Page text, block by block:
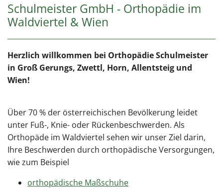
Schulmeister GmbH - Orthopädie im
Waldviertel & Wien
Herzlich willkommen bei Orthopädie Schulmeister
in Groß Gerungs, Zwettl, Horn, Allentsteig und
Wien!
Über 70 % der österreichischen Bevölkerung leidet
unter Fuß-, Knie- oder Rückenbeschwerden. Als
Orthopäde im Waldviertel sehen wir unser Ziel darin,
Ihre Beschwerden durch orthopädische Versorgungen,
wie zum Beispiel
orthopädische Maßschuhe